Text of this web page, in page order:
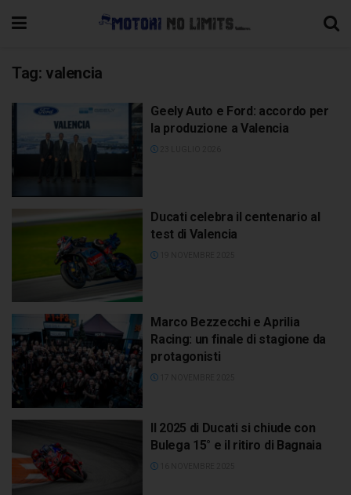
Tag: valencia
Geely Auto e Ford: accordo per
la produzione a Valencia
Ducati celebra il centenario al
test di Valencia
Marco Bezzecchi e Aprilia
Racing: un finale di stagione da
protagonisti
Il 2025 di Ducati si chiude con
Bulega 15° e il ritiro di Bagnaia